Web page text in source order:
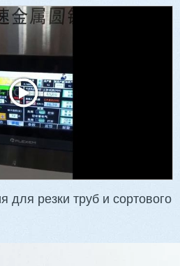
для резки труб и сортового